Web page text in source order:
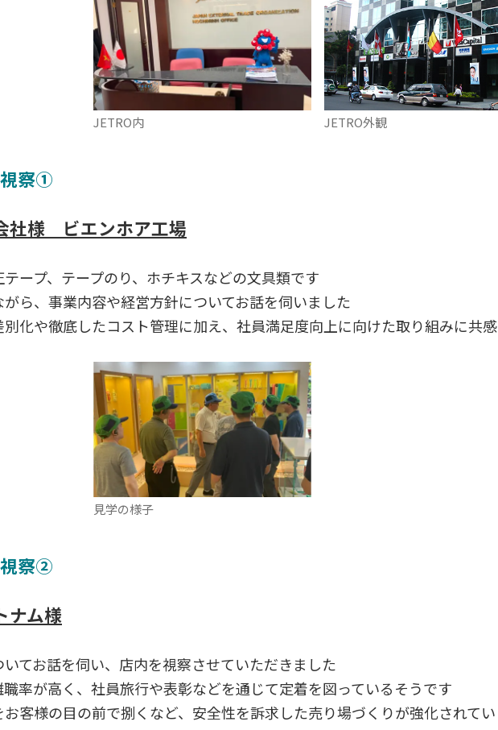
JETRO内 JETRO外観
視察①
社様 ビエンホア工場
ープ、テープのり、ホチキスなどの文具類です
ら、事業内容や経営方針についてお話を伺いました
化や徹底したコスト管理に加え、社員満足度向上に向けた取り組みに共
見学の様子
視察②
ナム様
てお話を伺い、店内を視察させていただきました
職率が高く、社員旅行や表彰などを通じて定着を図っているそうです
お客様の目の前で捌くなど、安全性を訴求した売り場づくりが強化されて